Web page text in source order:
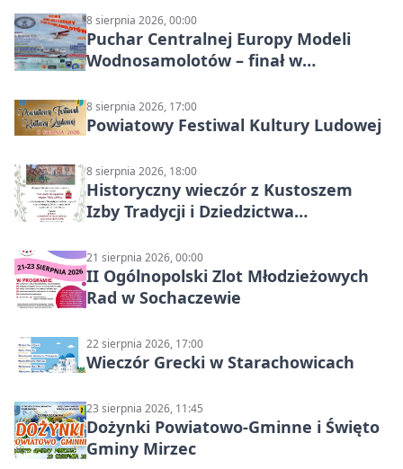
8 sierpnia 2026, 00:00
Puchar Centralnej Europy Modeli
Wodnosamolotów – finał w
8 sierpnia 2026, 17:00
Powiatowy Festiwal Kultury Ludowej
8 sierpnia 2026, 18:00
Historyczny wieczór z Kustoszem
Izby Tradycji i Dziedzictwa
Gęburą
21 sierpnia 2026, 00:00
II Ogólnopolski Zlot Młodzieżowych
Rad w Sochaczewie
22 sierpnia 2026, 17:00
Wieczór Grecki w Starachowicach
23 sierpnia 2026, 11:45
Dożynki Powiatowo-Gminne i Święto
Gminy Mirzec